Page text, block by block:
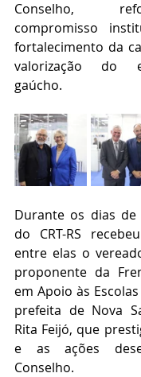
Conselho,
compromisso
fortalecimento da
valorização do
gaúcho.
Durante os dias
do CRT-RS
entre elas o
proponente da
em Apoio às
prefeita de Nova
Rita Feijó, que
e as ações
Conselho.